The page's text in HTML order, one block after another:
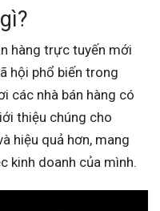
hàng trực tuyến mới
hội phổ biến trong
các nhà bán hàng có
thiệu chúng cho
hiệu quả hơn, mang
kinh doanh của mình.